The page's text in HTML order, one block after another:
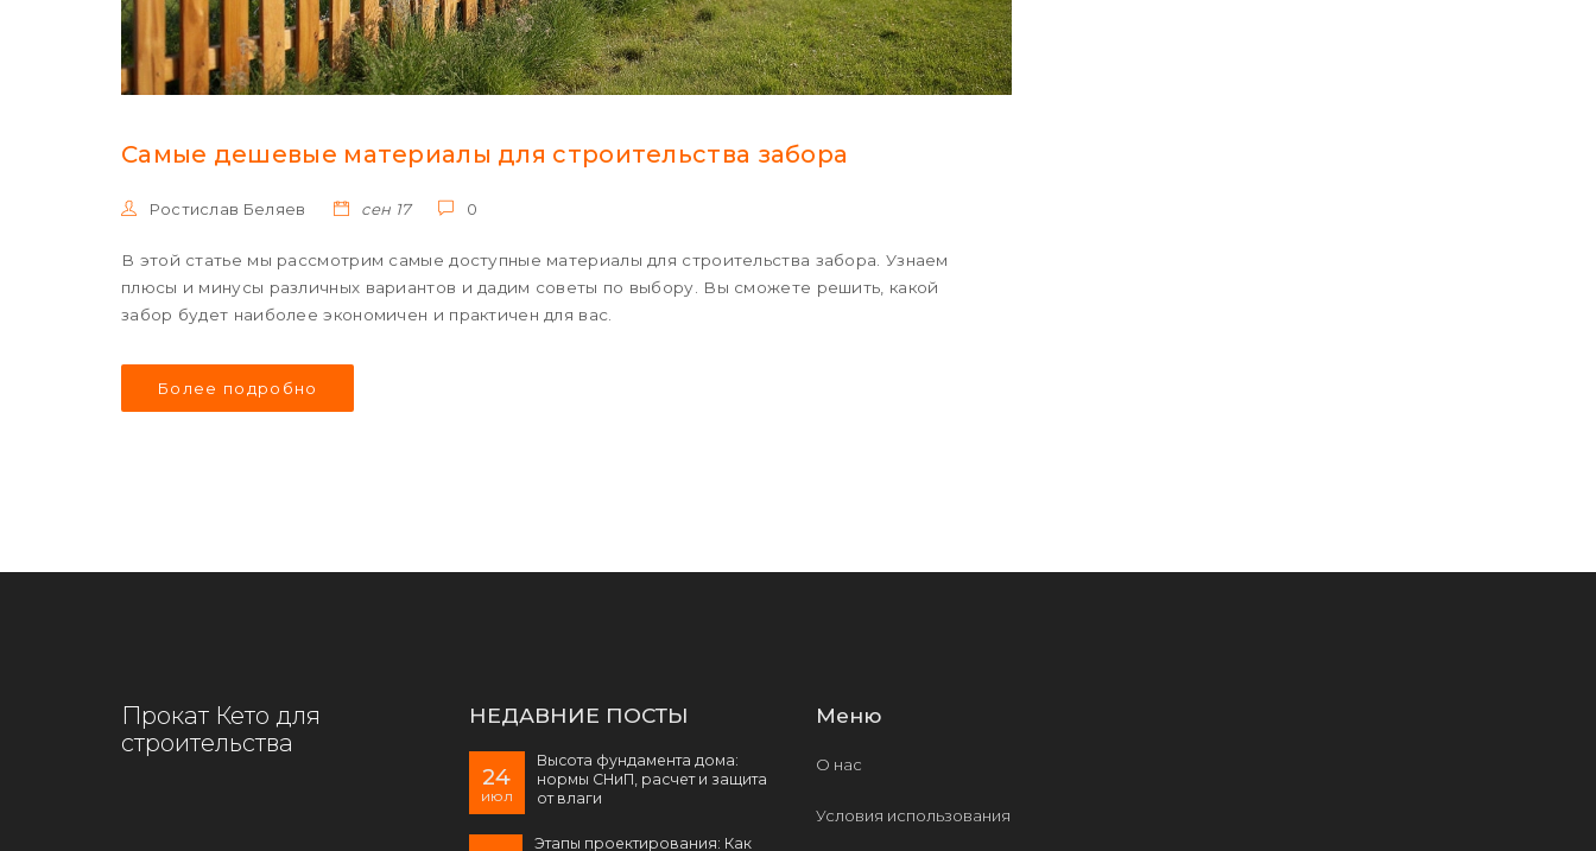
Самые дешевые материалы для строительства забора
Ростислав Беляев сен 17 0
В этой статье мы рассмотрим самые доступные материалы для строительства забора. Узнаем
плюсы и минусы различных вариантов и дадим советы по выбору. Вы сможете решить, какой
забор будет наиболее экономичен и практичен для вас.
Более подробно
Прокат Кето для
строительства
НЕДАВНИЕ ПОСТЫ
24
июл
Высота фундамента дома:
нормы СНиП, расчет и защита
от влаги
Этапы проектирования: Как
Меню
О нас
Условия использования